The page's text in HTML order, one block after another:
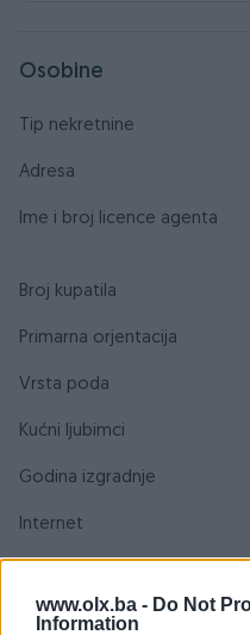
www.olx.ba - Do Not
Information
Osobine
Tip nekretnine
Adresa
Ime i broj licence agenta
Broj kupatila
Primarna orjentacija
Vrsta poda
Kućni ljubimci
Godina izgradnje
Internet
Kanalizacija